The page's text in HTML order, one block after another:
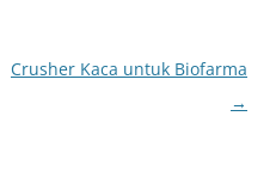
Crusher Kaca untuk Biofarma
→